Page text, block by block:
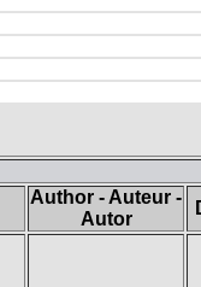
Author - Auteur -
Autor